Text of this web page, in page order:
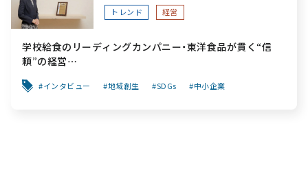
トレンド 経営
学校給食のリーディングカンパニー・東洋食品が貫く“信
頼”の経営
へ繋ぐ挑戦～
インタビュー 地域創生 SDGs 中小企業